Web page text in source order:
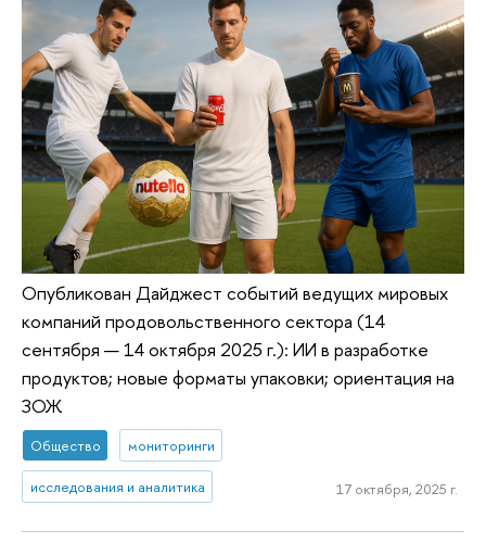
Опубликован Дайджест событий ведущих мировых
компаний продовольственного сектора (14
сентября — 14 октября 2025 г.): ИИ в разработке
продуктов; новые форматы упаковки; ориентация на
ЗОЖ
Общество мониторинги
исследования и аналитика 17 октября, 2025 г.